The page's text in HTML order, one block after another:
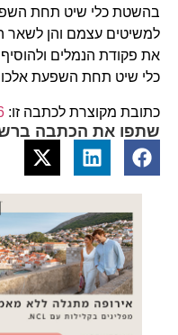
בהשטת כלי שיט תחת
למשיטים עצמם והן לשאר
את פקודת הנמלים
כלי שיט תחת השפעת
כתובת מקוצרת לכתבה זו:
שתפו את הכתבה